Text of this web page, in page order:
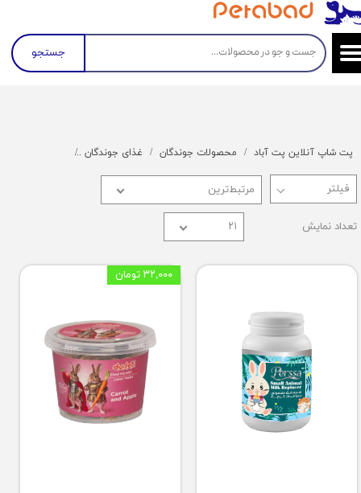
جستجو
پت شاپ آنلاین پت آباد محصولات جوندگان غذای جوندگان
مرتبط‌ترین
تعداد نمایش ۲۱
۳۲,۰۰۰ تومان